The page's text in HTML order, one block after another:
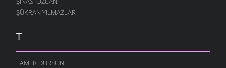
ŞÜKRAN YILMAZLAR
T
TAMER DURSUN